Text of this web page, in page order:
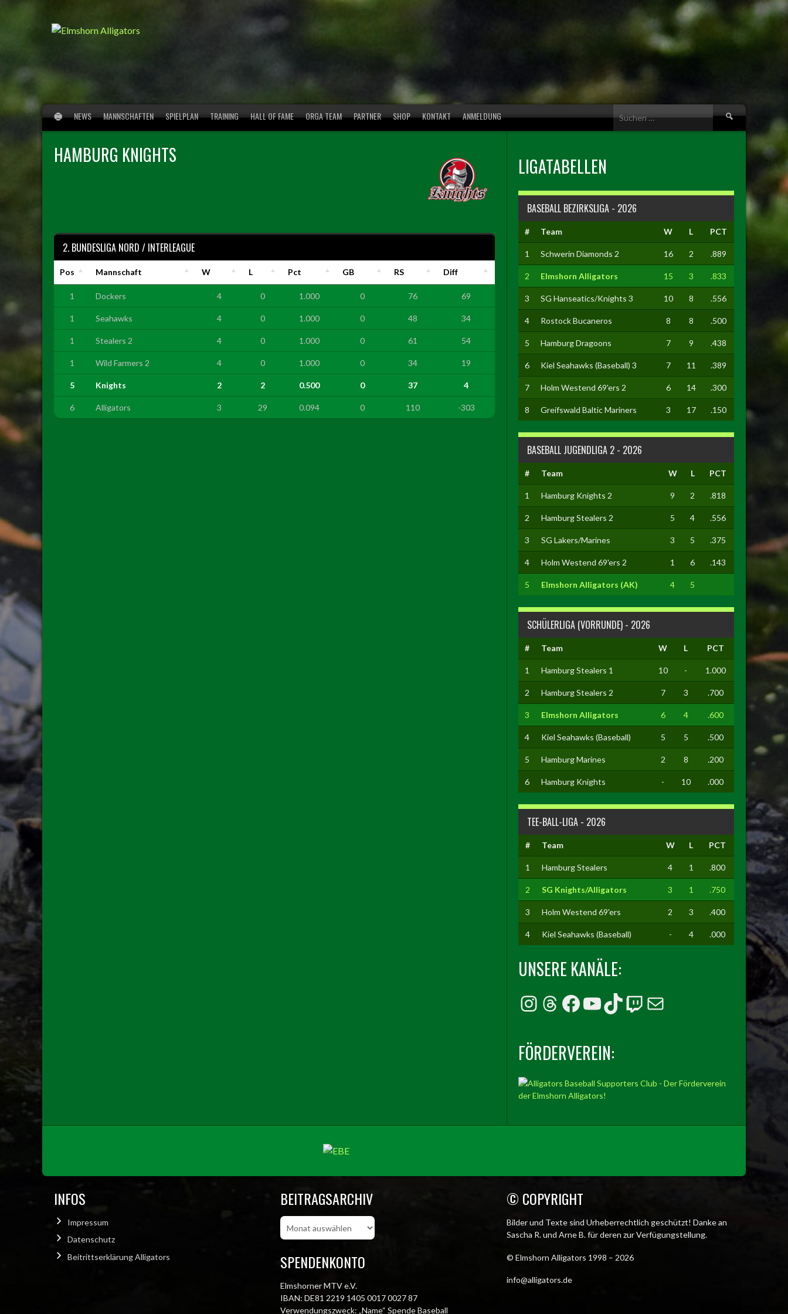
NEWS MANNSCHAFTEN SPIELPLAN TRAINING HALL OF FAME ORGA TEAM PARTNER SHOP KONTAKT ANMELDUNG
Suche
HAMBURG KNIGHTS
2. BUNDESLIGA NORD / INTERLEAGUE
Pos Mannschaft W L Pct GB RS Diff
1 Dockers 4 0 1.000 0 76 69
1 Seahawks 4 0 1.000 0 48 34
1 Stealers 2 4 0 1.000 0 61 54
1 Wild Farmers 2 4 0 1.000 0 34 19
5 Knights 2 2 0.500 0 37 4
6 Alligators 3 29 0.094 0 110 -303
LIGATABELLEN
BASEBALL BEZIRKSLIGA - 2026
# Team W L PCT
1 Schwerin Diamonds 2 16 2 .889
2 Elmshorn Alligators 15 3 .833
3 SG Hanseatics/Knights 3 10 8 .556
4 Rostock Bucaneros 8 8 .500
5 Hamburg Dragoons 7 9 .438
6 Kiel Seahawks (Baseball) 3 7 11 .389
7 Holm Westend 69'ers 2 6 14 .300
8 Greifswald Baltic Mariners 3 17 .150
BASEBALL JUGENDLIGA 2 - 2026
# Team W L PCT
1 Hamburg Knights 2 9 2 .818
2 Hamburg Stealers 2 5 4 .556
3 SG Lakers/Marines 3 5 .375
4 Holm Westend 69'ers 2 1 6 .143
5 Elmshorn Alligators (AK) 4 5
SCHÜLERLIGA (VORRUNDE) - 2026
# Team W L PCT
1 Hamburg Stealers 1 10 - 1.000
2 Hamburg Stealers 2 7 3 .700
3 Elmshorn Alligators 6 4 .600
4 Kiel Seahawks (Baseball) 5 5 .500
5 Hamburg Marines 2 8 .200
6 Hamburg Knights - 10 .000
TEE-BALL-LIGA - 2026
# Team W L PCT
1 Hamburg Stealers 4 1 .800
2 SG Knights/Alligators 3 1 .750
3 Holm Westend 69'ers 2 3 .400
4 Kiel Seahawks (Baseball) - 4 .000
UNSERE KANÄLE:
Instagram
Threads
Facebook
YouTube
TikTok
Twitch
E-Mail
FÖRDERVEREIN:
INFOS
Impressum
Datenschutz
Beitrittserklärung Alligators
BEITRAGSARCHIV
Beitragsarchiv
SPENDENKONTO
Elmshorner MTV e.V.
IBAN: DE81 2219 1405 0017 0027 87
Verwendungszweck: „Name“ Spende Baseball
© COPYRIGHT
Bilder und Texte sind Urheberrechtlich geschützt! Danke an
Sascha R. und Arne B. für deren zur Verfügungstellung.
© Elmshorn Alligators 1998 – 2026
info@alligators.de